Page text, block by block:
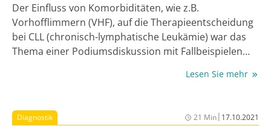
Der Einfluss von Komorbiditäten, wie z.B.
Vorhofflimmern (VHF), auf die Therapieentscheidung
bei CLL (chronisch-lymphatische Leukämie) war das
Thema einer Podiumsdiskussion mit Fallbeispielen
Lesen Sie mehr
Diagnostik 21 Min| 17.10.2021